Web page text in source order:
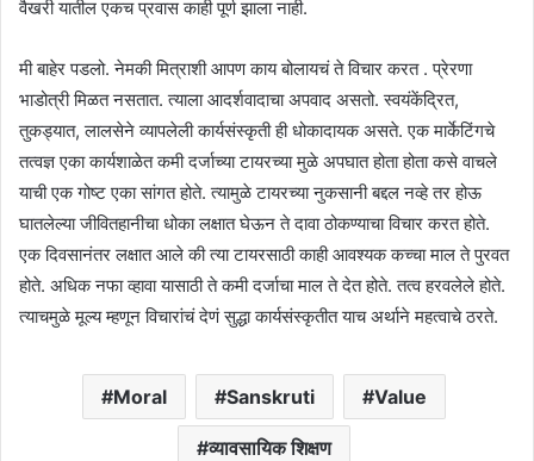
वैखरी यातील एकच प्रवास काही पूर्ण झाला नाही.
मी बाहेर पडलो. नेमकी मित्राशी आपण काय बोलायचं ते विचार करत . प्रेरणा
भाडोत्री मिळत नसतात. त्याला आदर्शवादाचा अपवाद असतो. स्वयंकेंद्रित,
तुकड्यात, लालसेने व्यापलेली कार्यसंस्कृती ही धोकादायक असते. एक मार्केटिंगचे
तत्वज्ञ एका कार्यशाळेत कमी दर्जाच्या टायरच्या मुळे अपघात होता होता कसे वाचले
याची एक गोष्ट एका सांगत होते. त्यामुळे टायरच्या नुकसानी बद्दल नव्हे तर होऊ
घातलेल्या जीवितहानीचा धोका लक्षात घेऊन ते दावा ठोकण्याचा विचार करत होते.
एक दिवसानंतर लक्षात आले की त्या टायरसाठी काही आवश्यक कच्चा माल ते पुरवत
होते. अधिक नफा व्हावा यासाठी ते कमी दर्जाचा माल ते देत होते. तत्व हरवलेले होते.
त्याचमुळे मूल्य म्हणून विचारांचं देणं सुद्धा कार्यसंस्कृतीत याच अर्थाने महत्वाचे ठरते.
Moral Sanskruti Value
व्यावसायिक शिक्षण